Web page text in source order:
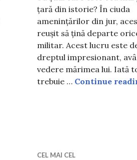
persoane le vizitează fără să
mai inteligente animale de pe
țară din istorie? În ciuda
amenințărilor din jur,
reușit să țină departe
militar. Acest lucru este
dreptul impresionant,
vedere mărimea lui. Iată
trebuie … Continue
CEL MAI CEL